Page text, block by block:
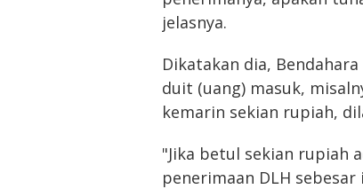
jelasnya.
Dikatakan dia,
duit (uang) masuk,
kemarin sekian rupiah,
"Jika betul sekian rupiah
penerimaan DLH